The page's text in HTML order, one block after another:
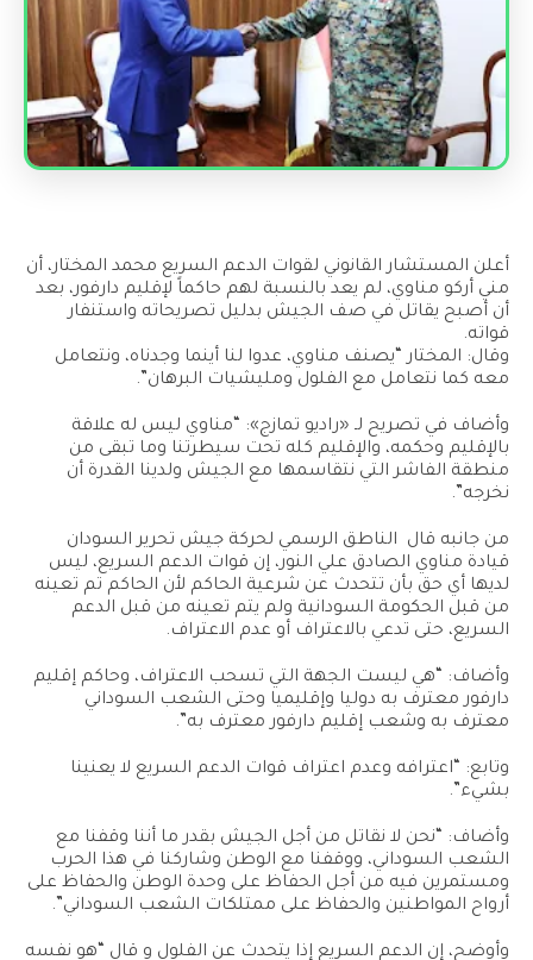
أعلن المستشار القانوني لقوات الدعم السريع محمد المختار، أن
مني أركو مناوي، لم يعد بالنسبة لهم حاكماً لإقليم دارفور، بعد
أن أصبح يقاتل في صف الجيش بدليل تصريحاته واستنفار
قواته.
وقال: المختار “يصنف مناوي، عدوا لنا أينما وجدناه، ونتعامل
معه كما نتعامل مع الفلول ومليشيات البرهان”.
وأضاف في تصريح لـ «راديو تمازج»: “مناوي ليس له علاقة
بالإقليم وحكمه، والإقليم كله تحت سيطرتنا وما تبقى من
منطقة الفاشر التي نتقاسمها مع الجيش ولدينا القدرة أن
نخرجه”.
من جانبه قال الناطق الرسمي لحركة جيش تحرير السودان
قيادة مناوي الصادق علي النور، إن قوات الدعم السريع، ليس
لديها أي حق بأن تتحدث عن شرعية الحاكم لأن الحاكم تم تعينه
من قبل الحكومة السودانية ولم يتم تعينه من قبل الدعم
السريع، حتى تدعي بالاعتراف أو عدم الاعتراف.
وأضاف: “هي ليست الجهة التي تسحب الاعتراف، وحاكم إقليم
دارفور معترف به دوليا وإقليميا وحتى الشعب السوداني
معترف به وشعب إقليم دارفور معترف به”.
وتابع: “اعترافه وعدم اعتراف قوات الدعم السريع لا يعنينا
بشيء”.
وأضاف: “نحن لا نقاتل من أجل الجيش بقدر ما أننا وقفنا مع
الشعب السوداني، ووقفنا مع الوطن وشاركنا في هذا الحرب
ومستمرين فيه من أجل الحفاظ على وحدة الوطن والحفاظ على
أرواح المواطنين والحفاظ على ممتلكات الشعب السوداني”.
وأوضح، إن الدعم السريع إذا يتحدث عن الفلول و قال “هو نفسه